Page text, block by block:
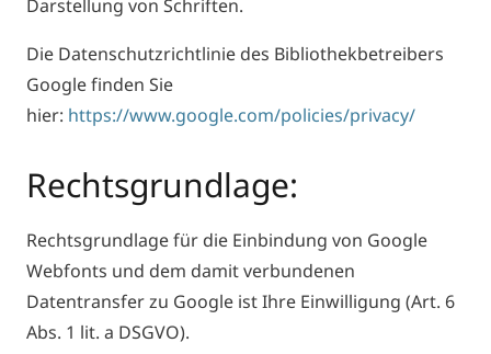
Darstellung von Schriften.
Die Datenschutzrichtlinie des Bibliothekbetreibers
Google finden Sie
hier: https://www.google.com/policies/privacy/
Rechtsgrundlage:
Rechtsgrundlage für die Einbindung von Google
Webfonts und dem damit verbundenen
Datentransfer zu Google ist Ihre Einwilligung (Art. 6
Abs. 1 lit. a DSGVO).